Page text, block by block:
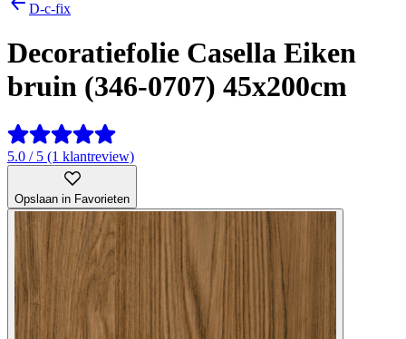
D-c-fix
Decoratiefolie Casella Eiken
bruin (346-0707) 45x200cm
5.0 / 5 (1 klantreview)
Opslaan in Favorieten